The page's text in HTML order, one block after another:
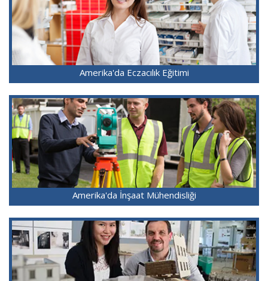
Amerika'da Eczacılık Eğitimi
Amerika'da İnşaat Mühendisliği